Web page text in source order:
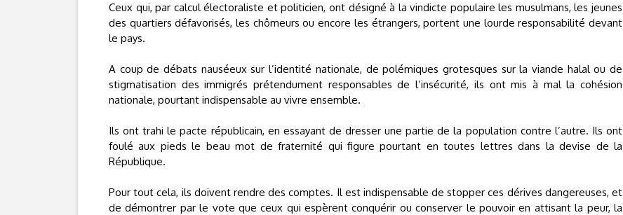
Ceux qui, par calcul électoraliste et politicien, ont désigné à la vindicte populaire les musulmans, les jeunes
des quartiers défavorisés, les chômeurs ou encore les étrangers, portent une lourde responsabilité devant
le pays.
A coup de débats nauséeux sur l’identité nationale, de polémiques grotesques sur la viande halal ou de
stigmatisation des immigrés prétendument responsables de l’insécurité, ils ont mis à mal la cohésion
nationale, pourtant indispensable au vivre ensemble.
Ils ont trahi le pacte républicain, en essayant de dresser une partie de la population contre l’autre. Ils ont
foulé aux pieds le beau mot de fraternité qui figure pourtant en toutes lettres dans la devise de la
République.
Pour tout cela, ils doivent rendre des comptes. Il est indispensable de stopper ces dérives dangereuses, et
de démontrer par le vote que ceux qui espèrent conquérir ou conserver le pouvoir en attisant la peur, la